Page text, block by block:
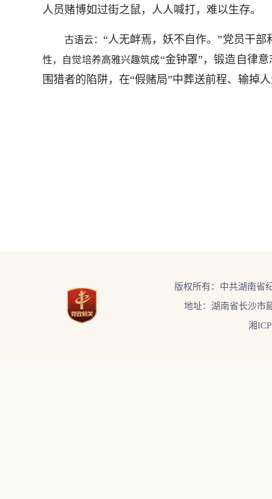
人员赌博如过街之鼠，人人喊打，难以生存。
古语云： “人无衅焉，妖不自作。”党员干部
性，自觉培养高雅兴趣筑成“金钟罩”，锻造自律
围猎者的陷阱，在“假赌局”中葬送前程、输掉
版权所有：中共湖南省
地址：湖南省长沙市
湘